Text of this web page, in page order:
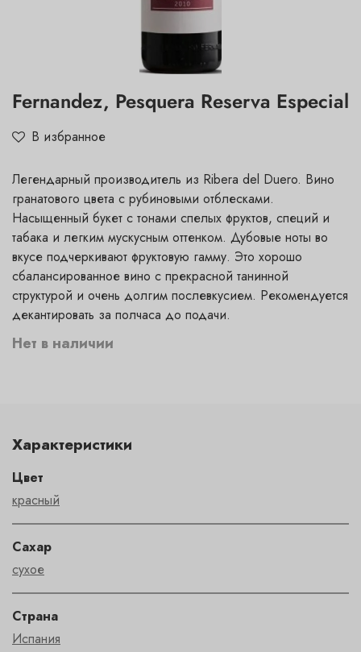
Fernandez, Pesquera Reserva Especial
В избранное
Нет в наличии
Легендарный производитель из Ribera del Duero. Вино
гранатового цвета с рубиновыми отблесками.
Насыщенный букет с тонами спелых фруктов, специй и
табака и легким мускусным оттенком. Дубовые ноты во
вкусе подчеркивают фруктовую гамму. Это хорошо
сбалансированное вино с прекрасной танинной
структурой и очень долгим послевкусием. Рекомендуется
декантировать за полчаса до подачи.
Характеристики
Цвет
красный
Сахар
сухое
Страна
Испания